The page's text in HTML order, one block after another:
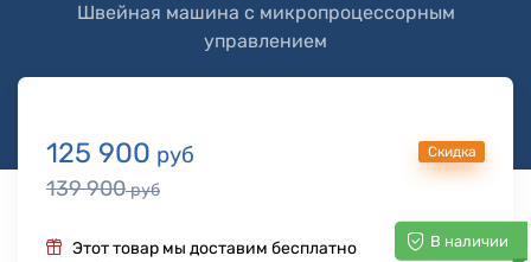
Швейная машина с микропроцессорным
управлением
125 900 руб
139 900руб
Скидка
В наличии
Этот товар мы доставим бесплатно